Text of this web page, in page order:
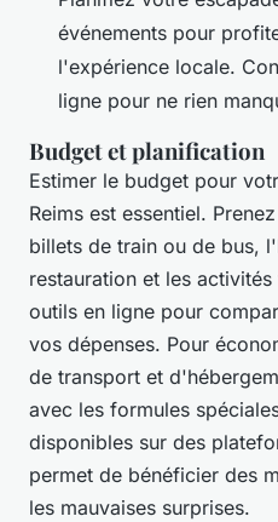
événements pour
l'expérience locale.
ligne pour ne rien
Budget et planification
Estimer le budget pour
Reims est essentiel.
billets de train ou de bus,
restauration et les
outils en ligne pour
vos dépenses. Pour
de transport et
avec les formules
disponibles sur des
permet de bénéficier des
les mauvaises surprises.